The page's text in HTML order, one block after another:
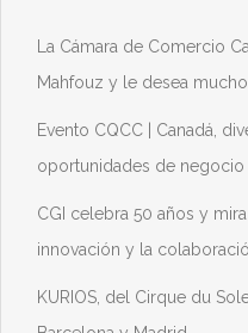
La Cámara de Comercio
Mahfouz y le desea
Evento CQCC | Canadá,
oportunidades de negocio
CGI celebra 50 años y
innovación y la
KURIOS, del Cirque du